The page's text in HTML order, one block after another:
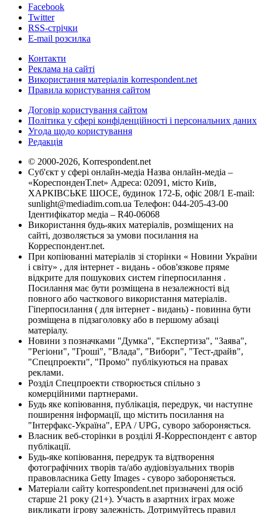
Facebook
Twitter
RSS-стрічки
E-mail розсилка
Контакти
Реклама на сайті
Використання матеріалів korrespondent.net
Правила користування сайтом
Договір користування сайтом
Політика у сфері конфіденційності і персональних даних
Угода щодо користування
Редакція
© 2000-2026, Korrespondent.net
Суб'єкт у сфері онлайн-медіа Назва онлайн-медіа –
«КореспонденТ.net» Адреса: 02091, місто Київ,
ХАРКІВСЬКЕ ШОСЕ, будинок 172-Б, офіс 208/1 E-mail:
sunlight@mediadim.com.ua Телефон: 044-205-43-00
Ідентифікатор медіа – R40-06068
Використання будь-яких матеріалів, розміщених на
сайті, дозволяється за умови посилання на
Корреспондент.net.
При копіюванні матеріалів зі сторінки « Новини України
і світу» , для інтернет - видань - обов'язкове пряме
відкрите для пошукових систем гіперпосилання .
Посилання має бути розміщена в незалежності від
повного або часткового використання матеріалів.
Гіперпосилання ( для інтернет - видань) - повинна бути
розміщена в підзаголовку або в першому абзаці
матеріалу.
Новини з позначками "Думка", "Експертиза", "Заява",
"Регіони", "Гроші", "Влада", "Вибори", "Тест-драйв",
"Спецпроекти", "Промо" публікуються на правах
реклами.
Розділ Спецпроекти створюється спільно з
комерційними партнерами.
Будь яке копіювання, публікація, передрук, чи наступне
поширення інформації, що містить посилання на
"Інтерфакс-Україна", EPA / UPG, суворо забороняється.
Власник веб-сторінки в розділі Я-Корреспондент є автор
публікації.
Будь-яке копіювання, передрук та відтворення
фотографічних творів та/або аудіовізуальних творів
правовласника Getty Images - суворо забороняється.
Матеріали сайту korrespondent.net призначені для осіб
старше 21 року (21+). Участь в азартних іграх може
викликати ігрову залежність. Дотримуйтесь правил